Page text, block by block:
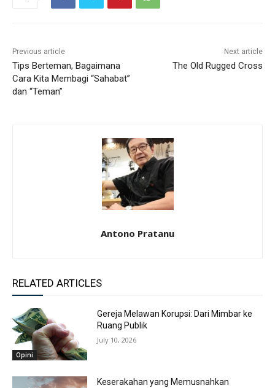
Previous article
Tips Berteman, Bagaimana
Cara Kita Membagi “Sahabat”
dan “Teman”
Next article
The Old Rugged Cross
Antono Pratanu
RELATED ARTICLES
Opini
Gereja Melawan Korupsi: Dari Mimbar ke
Ruang Publik
July 10, 2026
Keserakahan yang Memusnahkan